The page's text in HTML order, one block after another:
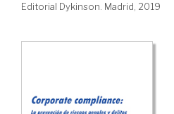
Editorial Dykinson. Madrid, 2019